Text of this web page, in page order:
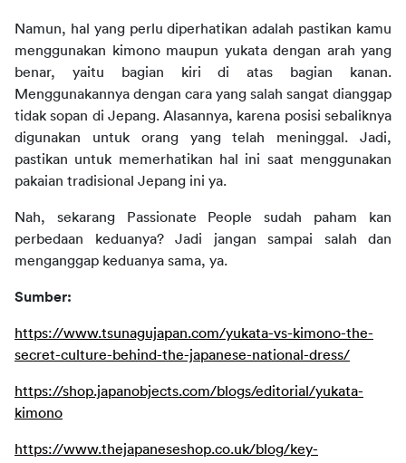
Namun, hal yang perlu diperhatikan adalah pastikan kamu
menggunakan kimono maupun yukata dengan arah yang
benar, yaitu bagian kiri di atas bagian kanan.
Menggunakannya dengan cara yang salah sangat dianggap
tidak sopan di Jepang. Alasannya, karena posisi sebaliknya
digunakan untuk orang yang telah meninggal. Jadi,
pastikan untuk memerhatikan hal ini saat menggunakan
pakaian tradisional Jepang ini ya.
Nah, sekarang Passionate People
sudah paham kan
perbedaan keduanya? Jadi jangan sampai salah dan
menganggap keduanya sama, ya.
Sumber:
https://www.tsunagujapan.com/yukata-vs-kimono-the-
secret-culture-behind-the-japanese-national-dress/
https://shop.japanobjects.com/blogs/editorial/yukata-
kimono
https://www.thejapaneseshop.co.uk/blog/key-